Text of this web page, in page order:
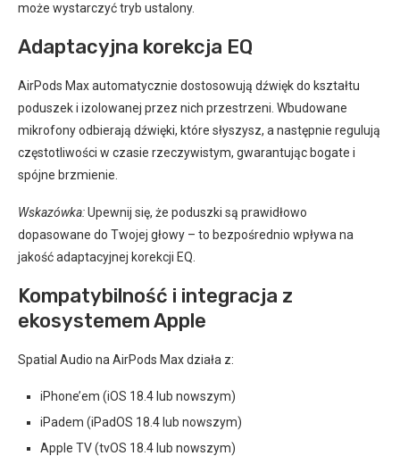
może wystarczyć tryb ustalony.
Adaptacyjna korekcja EQ
AirPods Max automatycznie dostosowują dźwięk do kształtu
poduszek i izolowanej przez nich przestrzeni. Wbudowane
mikrofony odbierają dźwięki, które słyszysz, a następnie regulują
częstotliwości w czasie rzeczywistym, gwarantując bogate i
spójne brzmienie.
Wskazówka:Upewnij się, że poduszki są prawidłowo
dopasowane do Twojej głowy – to bezpośrednio wpływa na
jakość adaptacyjnej korekcji EQ.
Kompatybilność i integracja z
ekosystemem Apple
Spatial Audio na AirPods Max działa z:
iPhone’em (iOS 18.4 lub nowszym)
iPadem (iPadOS 18.4 lub nowszym)
Apple TV (tvOS 18.4 lub nowszym)